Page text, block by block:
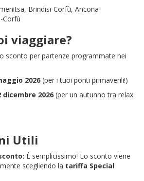
Brindisi-Corfù, Ancona-
Corfù
viaggiare?
sconto per partenze programmate nei
2026 (per i tuoi ponti primaverili!)
dicembre 2026 (per un autunno tra relax
Utili
È semplicissimo! Lo sconto viene
scegliendo la tariffa Special